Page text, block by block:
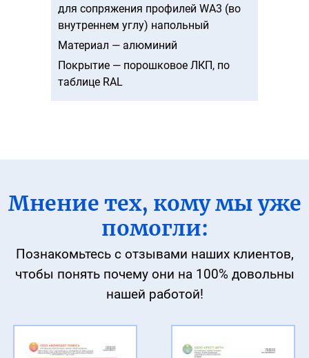
для сопряжения профилей WA3 (во
внутреннем углу) напольный
Материал — алюминий
Покрытие — порошковое ЛКП, по
таблице RAL
Мнение тех, кому мы уже
помогли:
Познакомьтесь с отзывами наших клиентов,
чтобы понятьпочему они на 100% довольны
нашей работой!